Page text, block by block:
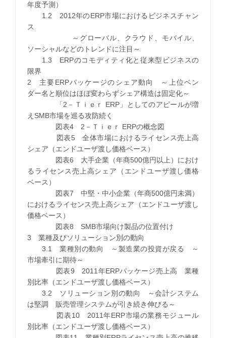
年度予測）
1.2 2012年のERP市場におけるビジネスチャン
ス
～グローバル、クラウド、モバイル、
ソーシャルなどのトレンドに注目～
1.3 ERPのコモディティ化と従来型ビジネスの
限界
2 主要ERPパッケージのシェア動向 ～上位ベン
ダー名と順位はほぼ変わらずシェア構造は固定化～
「2－Ｔｉｅｒ ERP」としてのアピールが増
えSMB市場を巡る攻防続く
図表4 2－Ｔｉｅｒ ERPの概念図
図表5 全体市場におけるライセンス売上高
シェア（エンドユーザ渡し価格ベース）
図表6 大手企業（年商500億円以上）におけ
るライセンス売上高シェア（エンドユーザ渡し価格
ベース）
図表7 中堅・中小企業（年商500億円未満）
におけるライセンス売上高シェア（エンドユーザ渡し
価格ベース）
図表8 SMB市場向け製品の位置付け
3 業種及びソリューション別の動向
3.1 業種別の動向 ～製造業の投資が戻る ～
市場牽引に期待～
図表9 2011年ERPパッケージ売上高 業種
別比率（エンドユーザ渡し価格ベース）
3.2 ソリューション別の動向 ～会計システム
は堅調 販売管理システムが引き続き伸びる～
図表10 2011年ERP市場の業務モジュール
別比率（エンドユーザ渡し価格ベース）